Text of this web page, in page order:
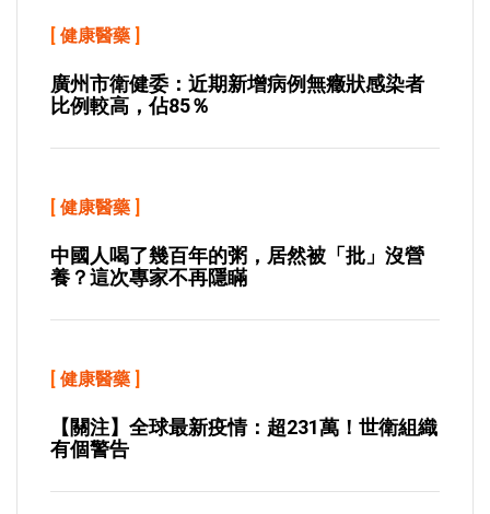
[ 健康醫藥 ]
廣州市衛健委：近期新增病例無癥狀感染者
比例較高，佔85％
[ 健康醫藥 ]
中國人喝了幾百年的粥，居然被「批」沒營
養？這次專家不再隱瞞
[ 健康醫藥 ]
【關注】全球最新疫情：超231萬！世衛組織
有個警告